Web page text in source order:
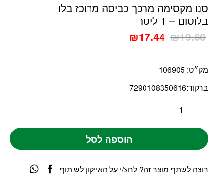
סנו מקסימה מרכך כביסה מרוכז בלו
בלוסום – 1 ליטר
₪19.60
₪17.44
מק״ט: 106905
ברקוד:7290108350616
הוספה לסל
רוצה לשתף מוצר זה? לחצ/י על האייקון לשיתוף